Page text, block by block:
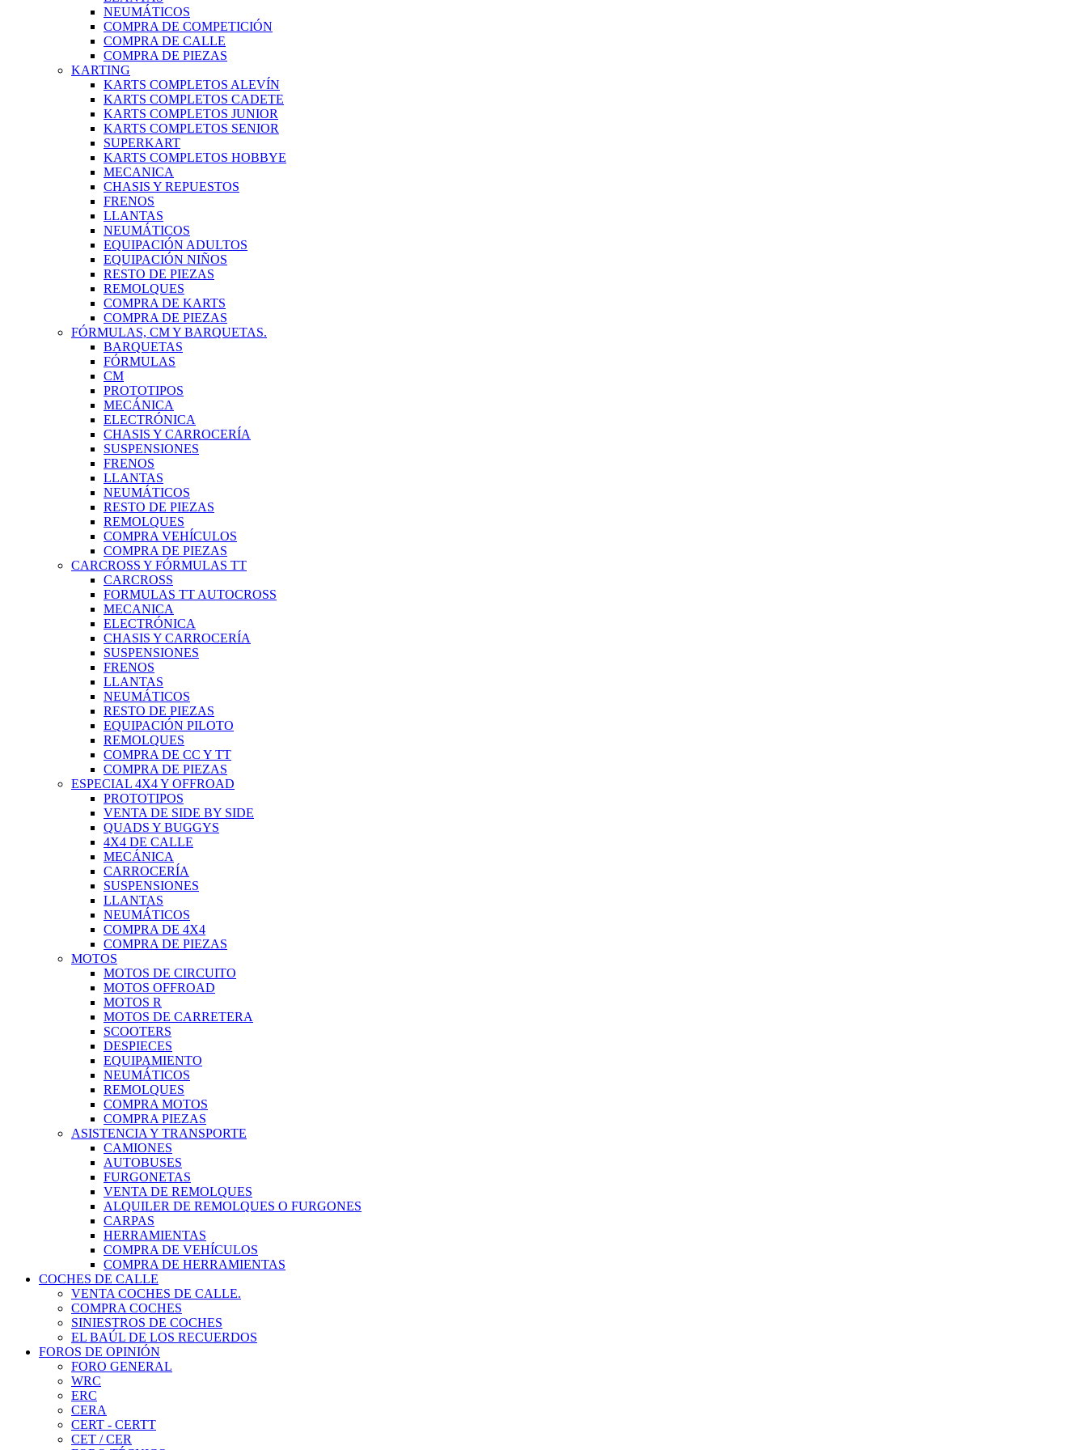
NEUMÁTICOS
COMPRA DE COMPETICIÓN
COMPRA DE CALLE
COMPRA DE PIEZAS
KARTING
KARTS COMPLETOS ALEVÍN
KARTS COMPLETOS CADETE
KARTS COMPLETOS JUNIOR
KARTS COMPLETOS SENIOR
SUPERKART
KARTS COMPLETOS HOBBYE
MECANICA
CHASIS Y REPUESTOS
FRENOS
LLANTAS
NEUMÁTICOS
EQUIPACIÓN ADULTOS
EQUIPACIÓN NIÑOS
RESTO DE PIEZAS
REMOLQUES
COMPRA DE KARTS
COMPRA DE PIEZAS
FÓRMULAS, CM Y BARQUETAS.
BARQUETAS
FÓRMULAS
CM
PROTOTIPOS
MECÁNICA
ELECTRÓNICA
CHASIS Y CARROCERÍA
SUSPENSIONES
FRENOS
LLANTAS
NEUMÁTICOS
RESTO DE PIEZAS
REMOLQUES
COMPRA VEHÍCULOS
COMPRA DE PIEZAS
CARCROSS Y FÓRMULAS TT
CARCROSS
FORMULAS TT AUTOCROSS
MECANICA
ELECTRÓNICA
CHASIS Y CARROCERÍA
SUSPENSIONES
FRENOS
LLANTAS
NEUMÁTICOS
RESTO DE PIEZAS
EQUIPACIÓN PILOTO
REMOLQUES
COMPRA DE CC Y TT
COMPRA DE PIEZAS
ESPECIAL 4X4 Y OFFROAD
PROTOTIPOS
VENTA DE SIDE BY SIDE
QUADS Y BUGGYS
4X4 DE CALLE
MECÁNICA
CARROCERÍA
SUSPENSIONES
LLANTAS
NEUMÁTICOS
COMPRA DE 4X4
COMPRA DE PIEZAS
MOTOS
MOTOS DE CIRCUITO
MOTOS OFFROAD
MOTOS R
MOTOS DE CARRETERA
SCOOTERS
DESPIECES
EQUIPAMIENTO
NEUMÁTICOS
REMOLQUES
COMPRA MOTOS
COMPRA PIEZAS
ASISTENCIA Y TRANSPORTE
CAMIONES
AUTOBUSES
FURGONETAS
VENTA DE REMOLQUES
ALQUILER DE REMOLQUES O FURGONES
CARPAS
HERRAMIENTAS
COMPRA DE VEHÍCULOS
COMPRA DE HERRAMIENTAS
COCHES DE CALLE
VENTA COCHES DE CALLE.
COMPRA COCHES
SINIESTROS DE COCHES
EL BAÚL DE LOS RECUERDOS
FOROS DE OPINIÓN
FORO GENERAL
WRC
ERC
CERA
CERT - CERTT
CET / CER